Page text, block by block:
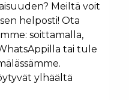
Meiltä voit
helposti! Ota
soittamalla,
tai tule
ylhäältä